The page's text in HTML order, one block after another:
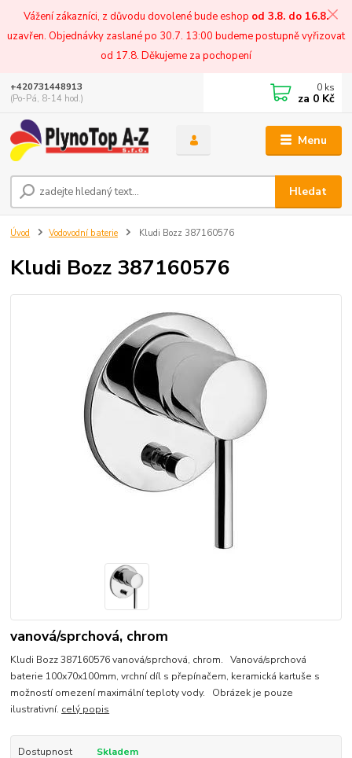
Vážení zákazníci, z důvodu dovolené bude eshop od 3.8. do 16.8.
uzavřen. Objednávky zaslané po 30.7. 13:00 budeme postupně vyřizovat
od 17.8. Děkujeme za pochopení
Menu
Hledat
+420731448913
(Po-Pá, 8-14 hod.)
0 ks
za 0 Kč
Úvod Vodovodní baterie Kludi Bozz 387160576
Kludi Bozz 387160576
vanová/sprchová, chrom
Kludi Bozz 387160576 vanová/sprchová, chrom. Vanová/sprchová
baterie 100x70x100mm, vrchní díl s přepínačem, keramická kartuše s
možností omezení maximální teploty vody. Obrázek je pouze
ilustrativní. celý popis
Dostupnost Skladem